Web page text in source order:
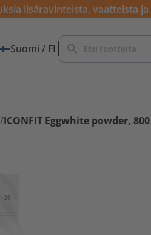
lisäravinteista, vaatteista ja
Suomi / FI
/ICONFIT Eggwhite powder,